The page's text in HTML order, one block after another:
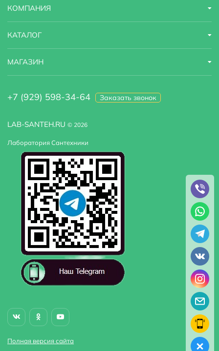
LAB-SANTEH.RU © 2026
Лаборатория Сантехники
Полная версия сайта
КОМПАНИЯ
КАТАЛОГ
МАГАЗИН
+7 (929) 598-34-64 Заказать звонок